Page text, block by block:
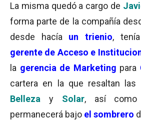
La misma quedó a cargo de
forma parte de la compañía
desde hacía un trienio,
gerente de Acceso e
la gerencia de Marketing para
cartera en la que resaltan las
Belleza ySolar, así
permanecerá bajo el sombrero